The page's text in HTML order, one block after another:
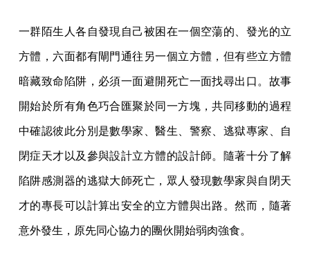
一群陌生人各自發現自己被困在一個空蕩的、發光的立
方體，六面都有閘門通往另一個立方體，但有些立方體
暗藏致命陷阱，必須一面避開死亡一面找尋出口。故事
開始於所有角色巧合匯聚於同一方塊，共同移動的過程
中確認彼此分別是數學家、醫生、警察、逃獄專家、自
閉症天才以及參與設計立方體的設計師。隨著十分了解
陷阱感測器的逃獄大師死亡，眾人發現數學家與自閉天
才的專長可以計算出安全的立方體與出路。然而，隨著
意外發生，原先同心協力的團伙開始弱肉強食。